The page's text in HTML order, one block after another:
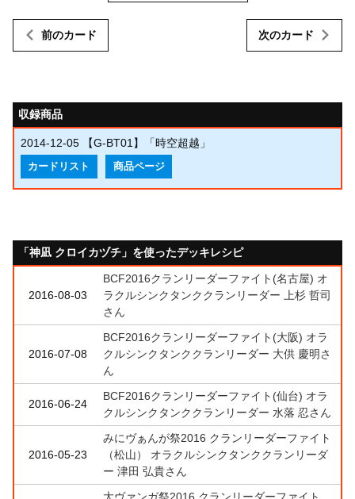
前のカード 次のカード
収録商品
2014-12-05 【G-BT01】「時空超越」
カードリスト 商品ページ
「神凪 クロイカヅチ」を使ったデッキレシピ
2016-08-03
BCF2016クランリーダーファイト(名古屋) オ
ラクルシンクタンククランリーダー 上杉 哲司
さん
2016-07-08
BCF2016クランリーダーファイト(大阪) オラ
クルシンクタンククランリーダー 大供 慶明さ
ん
2016-06-24
BCF2016クランリーダーファイト(仙台) オラ
クルシンクタンククランリーダー 水落 忍さん
2016-05-23
みにヴぁんが祭2016 クランリーダーファイト
（松山） オラクルシンクタンククランリーダ
ー 津田 弘貴さん